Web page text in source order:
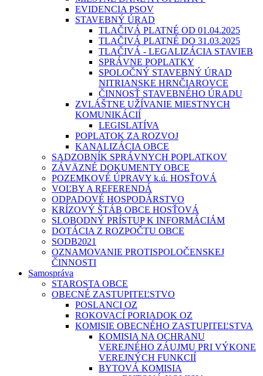
EVIDENCIA PSOV
STAVEBNÝ ÚRAD
TLAČIVÁ PLATNÉ OD 01.04.2025
TLAČIVÁ PLATNÉ DO 31.03.2025
TLAČIVÁ - LEGALIZÁCIA STAVIEB
SPRÁVNE POPLATKY
SPOLOČNÝ STAVEBNÝ ÚRAD
NITRIANSKE HRNČIAROVCE
ČINNOSŤ STAVEBNÉHO ÚRADU
ZVLÁŠTNE UŽÍVANIE MIESTNYCH
KOMUNIKÁCIÍ
LEGISLATÍVA
POPLATOK ZA ROZVOJ
KANALIZÁCIA OBCE
SADZOBNÍK SPRÁVNYCH POPLATKOV
ZÁVÄZNÉ DOKUMENTY OBCE
POZEMKOVÉ ÚPRAVY k.ú. HOSŤOVÁ
VOĽBY A REFERENDÁ
ODPADOVÉ HOSPODÁRSTVO
KRÍZOVÝ ŠTÁB OBCE HOSŤOVÁ
SLOBODNÝ PRÍSTUP K INFORMÁCIÁM
DOTÁCIA Z ROZPOČTU OBCE
SODB2021
OZNAMOVANIE PROTISPOLOČENSKEJ
ČINNOSTI
Samospráva
STAROSTA OBCE
OBECNÉ ZASTUPITEĽSTVO
POSLANCI OZ
ROKOVACÍ PORIADOK OZ
KOMISIE OBECNÉHO ZASTUPITEĽSTVA
KOMISIA NA OCHRANU
VEREJNÉHO ZÁUJMU PRI VÝKONE
VEREJNÝCH FUNKCIÍ
BYTOVÁ KOMISIA